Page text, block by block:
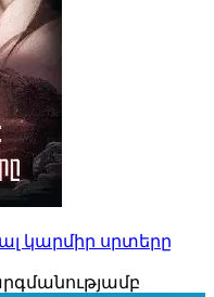
կարմիր սրտերը